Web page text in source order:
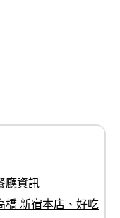
廳資訊
橋 新宿本店、好吃